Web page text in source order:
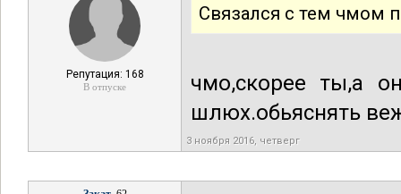
Репутация: 168
В отпуске
Связался с тем чмом
чмо,скорее ты,а
шлюх.обьяснять
3 ноября 2016, четверг